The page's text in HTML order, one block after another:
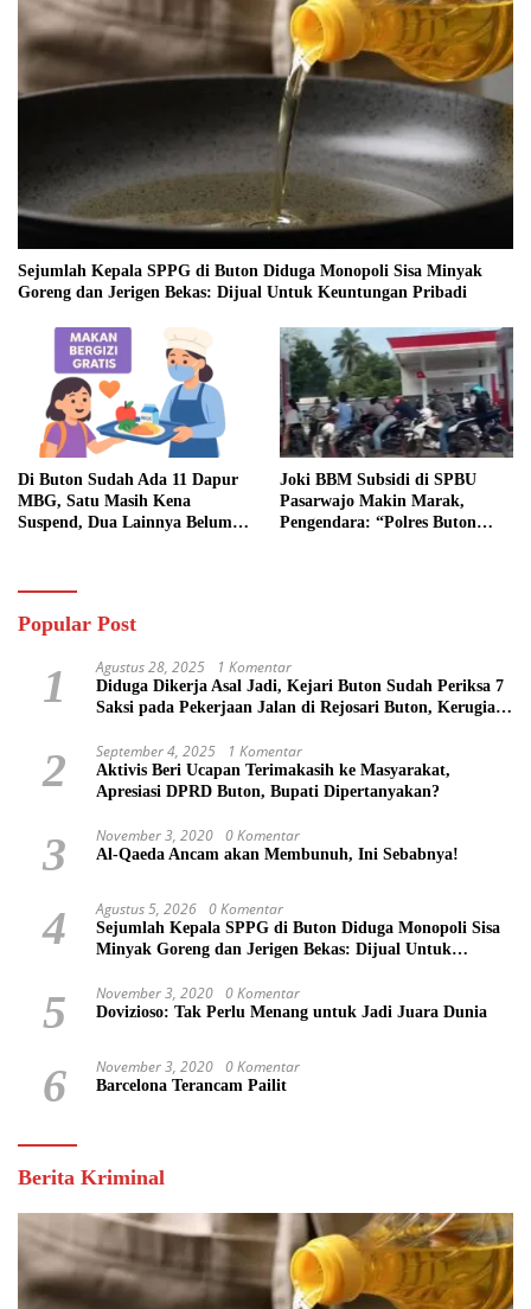
Sejumlah Kepala SPPG di Buton Diduga Monopoli Sisa Minyak
Goreng dan Jerigen Bekas: Dijual Untuk Keuntungan Pribadi
Di Buton Sudah Ada 11 Dapur
MBG, Satu Masih Kena
Suspend, Dua Lainnya Belum
Joki BBM Subsidi di SPBU
Pasarwajo Makin Marak,
Pengendara: “Polres Buton
Popular Post
1 Agustus 28, 2025 1 Komentar
Diduga Dikerja Asal Jadi, Kejari Buton Sudah Periksa 7
Saksi pada Pekerjaan Jalan di Rejosari Buton, Kerugian
2 September 4, 2025 1 Komentar
Aktivis Beri Ucapan Terimakasih ke Masyarakat,
Apresiasi DPRD Buton, Bupati Dipertanyakan?
3 November 3, 2020 0 Komentar
Al-Qaeda Ancam akan Membunuh, Ini Sebabnya!
4 Agustus 5, 2026 0 Komentar
Sejumlah Kepala SPPG di Buton Diduga Monopoli Sisa
Minyak Goreng dan Jerigen Bekas: Dijual Untuk
5 November 3, 2020 0 Komentar
Dovizioso: Tak Perlu Menang untuk Jadi Juara Dunia
6 November 3, 2020 0 Komentar
Barcelona Terancam Pailit
Berita Kriminal